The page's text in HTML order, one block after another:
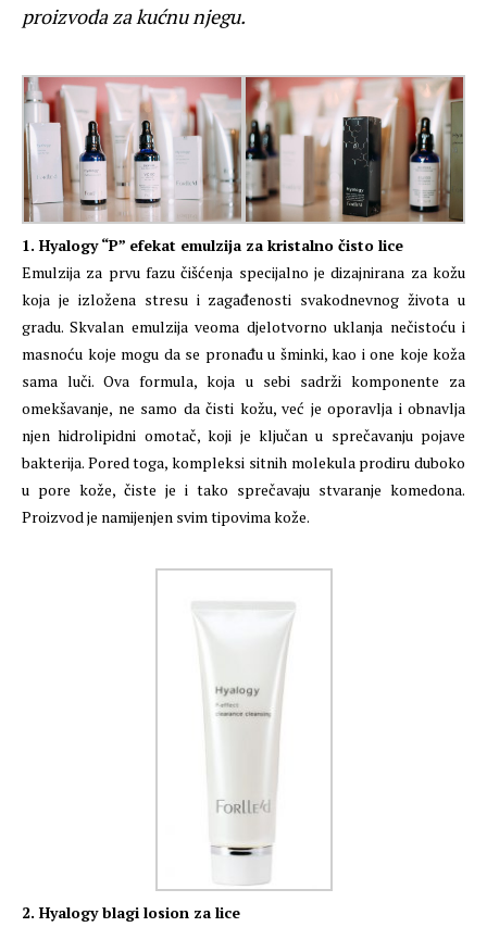
proizvoda za kućnu njegu.
1. Hyalogy “P” efekat emulzija za kristalno čisto lice
Emulzija za prvu fazu čišćenja specijalno je dizajnirana za kožu
koja je izložena stresu i zagađenosti svakodnevnog života u
gradu. Skvalan emulzija veoma djelotvorno uklanja nečistoću i
masnoću koje mogu da se pronađu u šminki, kao i one koje koža
sama luči. Ova formula, koja u sebi sadrži komponente za
omekšavanje, ne samo da čisti kožu, već je oporavlja i obnavlja
njen hidrolipidni omotač, koji je ključan u sprečavanju pojave
bakterija. Pored toga, kompleksi sitnih molekula prodiru duboko
u pore kože, čiste je i tako sprečavaju stvaranje komedona.
Proizvod je namijenjen svim tipovima kože.
2. Hyalogy blagi losion za lice